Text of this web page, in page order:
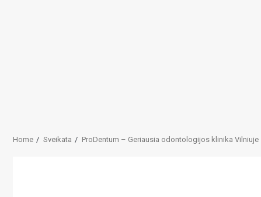
Home Sveikata ProDentum – Geriausia odontologijos klinika Vilniuje